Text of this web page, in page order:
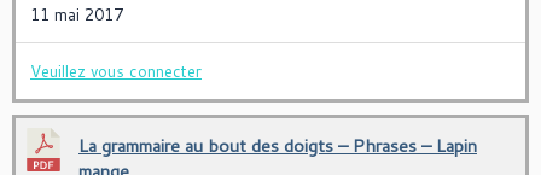
11 mai 2017
Veuillez vous connecter
La grammaire au bout des doigts – Phrases – Lapin